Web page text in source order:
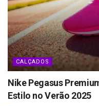
CALÇADOS
Nike Pegasus
Estilo no Verão 2025